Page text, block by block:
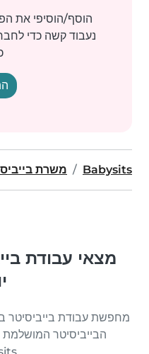
הוסף/הוסיפי את
נעבוד קשה כדי
Babysits משרת
מצאי עבודת
מחפשת עבודת בייביסיטר
הבייביסיטר